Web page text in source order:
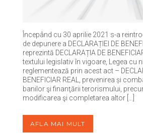
Începând cu 30 aprilie 2021 s-a
de depunere a DECLARAȚIEI DE
reprezintă DECLARAȚIA DE
textului legislativ în vigoare, Legea cu
reglementează prin acest act –
BENEFICIAR REAL, prevenirea și
banilor şi finanţării terorismului,
modificarea şi completarea altor […]
AFLA MAI MULT